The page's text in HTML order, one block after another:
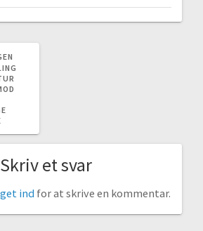
Skriv et svar
ind for at skrive en kommentar.